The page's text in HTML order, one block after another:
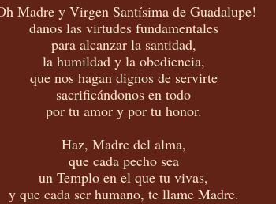
Madre y Virgen Santísima de Guadalupe!
danos las virtudes fundamentales
para alcanzar la santidad,
la humildad y la obediencia,
que nos hagan dignos de servirte
sacrificándonos en todo
por tu amor y por tu honor.
Haz, Madre del alma,
que cada pecho sea
un Templo en el que tu vivas,
y que cada ser humano, te llame Madre.